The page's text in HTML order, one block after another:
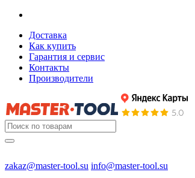
Доставка
Как купить
Гарантия и сервис
Контакты
Производители
zakaz@master-tool.su info@master-tool.su